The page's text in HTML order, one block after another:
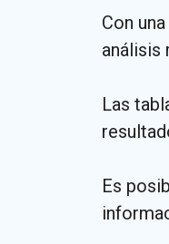
Con
análisis
Las
Es